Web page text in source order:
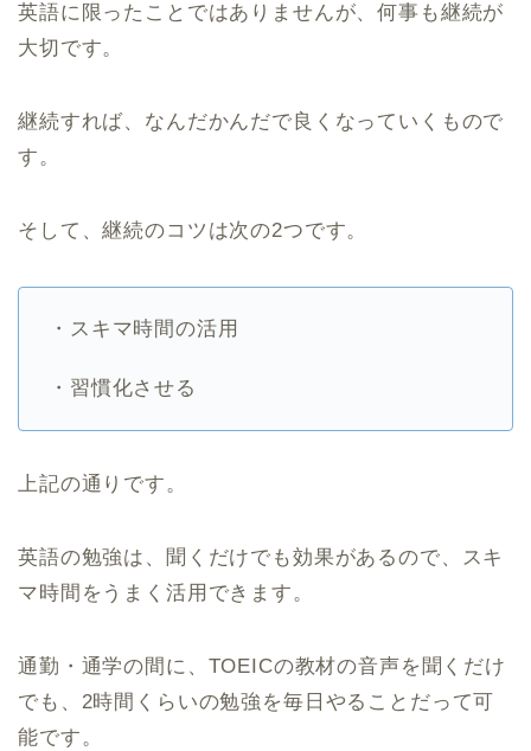
英語に限ったことではありませんが、何事も継続が
大切です。
継続すれば、なんだかんだで良くなっていくもので
す。
そして、継続のコツは次の2つです。
・スキマ時間の活用
・習慣化させる
上記の通りです。
英語の勉強は、聞くだけでも効果があるので、スキ
マ時間をうまく活用できます。
通勤・通学の間に、TOEICの教材の音声を聞くだけ
でも、2時間くらいの勉強を毎日やることだって可
能です。